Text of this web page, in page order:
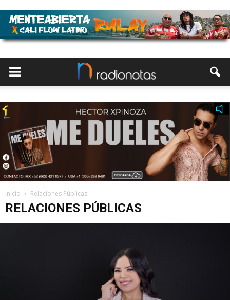
Inicio Relaciones Públicas
RELACIONES PÚBLICAS